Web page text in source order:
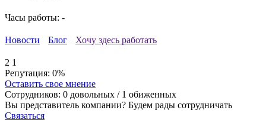
Часы работы: -
Новости Блог Хочу здесь работать
2 1
Репутация: 0%
Оставить свое мнение
Сотрудников: 0 довольных / 1 обиженных
Вы представитель компании? Будем рады сотрудничать
Связаться